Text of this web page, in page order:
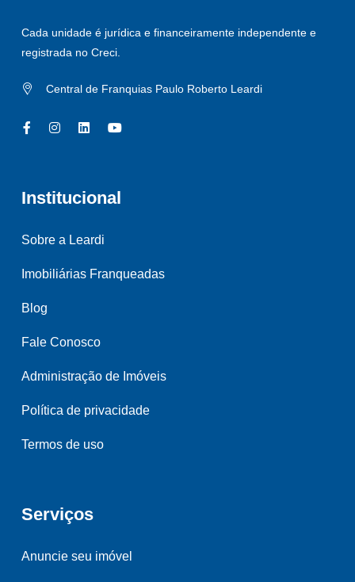
Cada unidade é jurídica e financeiramente independente e
registrada no Creci.
Central de Franquias Paulo Roberto Leardi
Institucional
Sobre a Leardi
Imobiliárias Franqueadas
Blog
Fale Conosco
Administração de Imóveis
Política de privacidade
Termos de uso
Serviços
Anuncie seu imóvel